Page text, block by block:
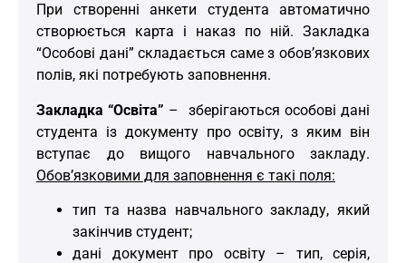
При створенні анкети студента автоматично
створюється карта і наказ по ній. Закладка
“Особові дані” складається саме з обов’язкових
полів, які потребують заповнення.
Закладка “Освіта” – зберігаються особові дані
студента із документу про освіту, з яким він
вступає до вищого навчального закладу.
Обов’язковими для заповнення є такі поля:
тип та назва навчального закладу, який
закінчив студент;
дані документ про освіту – тип, серія,